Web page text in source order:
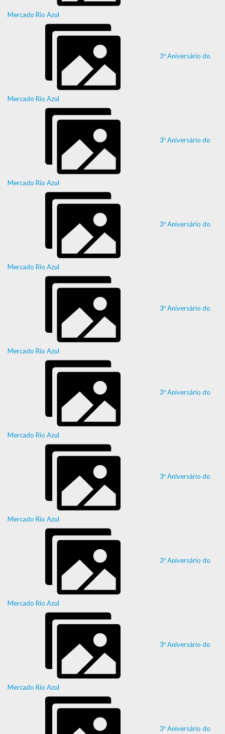
Mercado Rio Azul
3º Aniversário do
Mercado Rio Azul
3º Aniversário do
Mercado Rio Azul
3º Aniversário do
Mercado Rio Azul
3º Aniversário do
Mercado Rio Azul
3º Aniversário do
Mercado Rio Azul
3º Aniversário do
Mercado Rio Azul
3º Aniversário do
Mercado Rio Azul
3º Aniversário do
Mercado Rio Azul
3º Aniversário do